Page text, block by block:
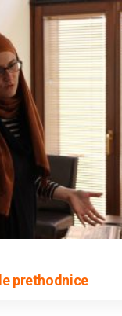
prethodnice